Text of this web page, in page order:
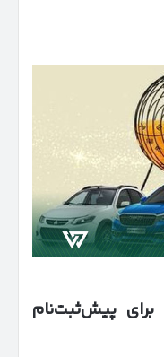
پیش‌ثبت‌نام